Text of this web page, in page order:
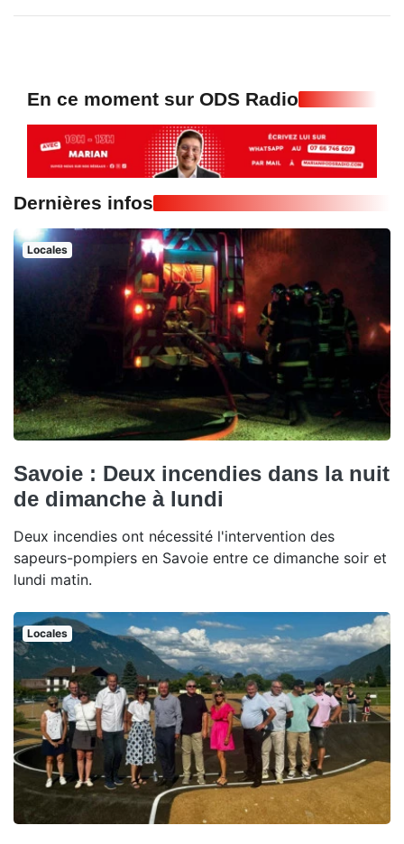
En ce moment sur ODS Radio
Dernières infos
Locales
Savoie : Deux incendies dans la nuit
de dimanche à lundi
Deux incendies ont nécessité l'intervention des
sapeurs-pompiers en Savoie entre ce dimanche soir et
lundi matin.
Locales